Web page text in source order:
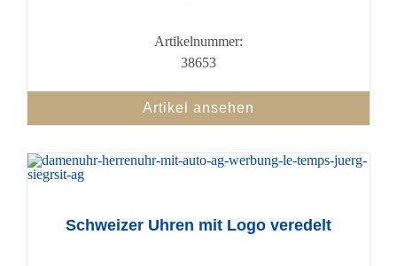
Artikelnummer:
38653
Artikel ansehen
Schweizer Uhren mit Logo veredelt